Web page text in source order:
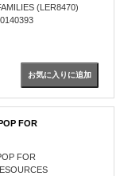
(LER8470)
FOR
FOR